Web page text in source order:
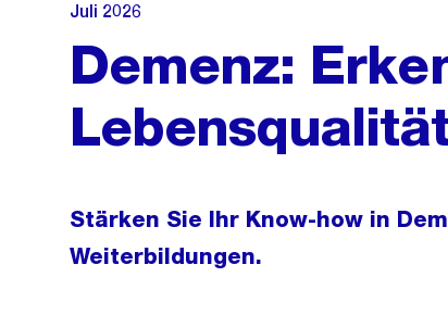
Juli 2026
Demenz:
Stärken Sie Ihr Know-how in
Weiterbildungen.